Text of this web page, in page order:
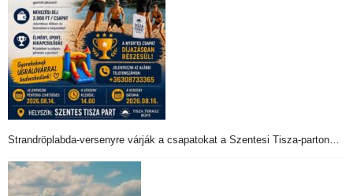
Strandröplabda-versenyre várják a csapatokat a Szentesi Tisza-parton…